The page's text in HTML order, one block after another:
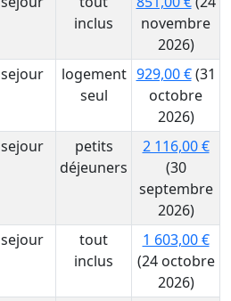
inclus
novembre
2026)
sejour
logement
seul
929,00 €(31
octobre
2026)
sejour
petits
déjeuners
2 116,00 €
(30
septembre
2026)
sejour
tout
inclus
1 603,00 €
(24 octobre
2026)